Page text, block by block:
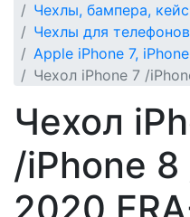
Чехлы, бампера,
Чехлы для
Apple iPhone 7,
Чехол iPhone 7 /
Чехол
/iPhone 8